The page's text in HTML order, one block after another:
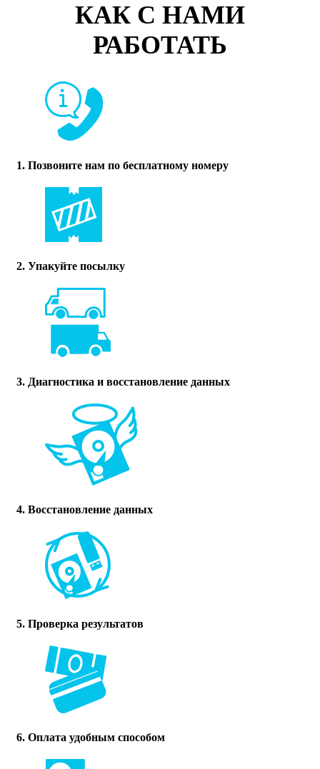
КАК С НАМИ
РАБОТАТЬ
1. Позвоните нам по бесплатному номеру
2. Упакуйте посылку
3. Диагностика и восстановление данных
4. Восстановление данных
5. Проверка результатов
6. Оплата удобным способом